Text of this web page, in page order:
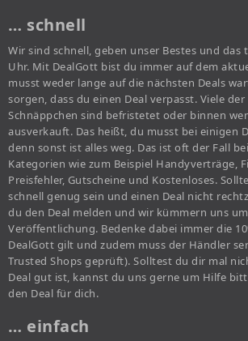
… schnell
Wir sind schnell, geben unser Bestes und das
Uhr. Mit DealGott bist du immer auf dem
musst weder lange auf die nächsten Deals
sorgen, dass du einen Deal verpasst. Viele
Schnäppchen sind befristetet oder binnen
ausverkauft. Das heißt, du musst bei einigen
denn sonst ist alles weg. Das ist oft der Fall
Kategorien wie zum Beispiel Handyverträge,
Preisfehler, Gutscheine und Kostenloses.
schnell genug sein und einen Deal nicht
du den Deal melden und wir kümmern uns
Veröffentlichung. Bedenke dabei immer die
DealGott gilt und zudem muss der Händler
Trusted Shops geprüft). Solltest du dir mal
Deal gut ist, kannst du uns gerne um Hilfe
den Deal für dich.
… einfach